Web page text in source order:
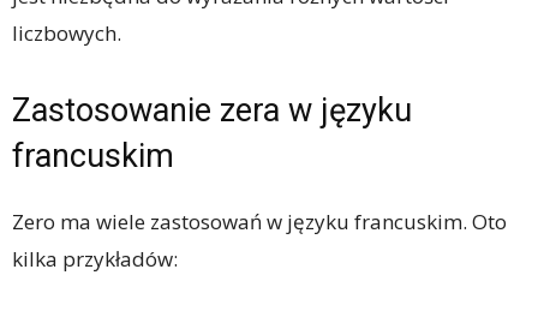
liczbowych.
Zastosowanie zera w języku
francuskim
Zero ma wiele zastosowań w języku francuskim. Oto
kilka przykładów: